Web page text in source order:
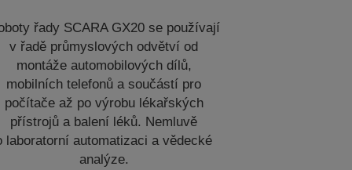
řady SCARA GX20 se používají
v řadě průmyslových odvětví od
montáže automobilových dílů,
mobilních telefonů a součástí pro
počítače až po výrobu lékařských
přístrojů a balení léků. Nemluvě
laboratorní automatizaci a vědecké
analýze.